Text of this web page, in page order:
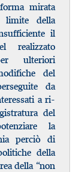
mirata
limite della
il
realizzato
ulteriori
del
da
a ri-
del
la
perciò di
della
della “non